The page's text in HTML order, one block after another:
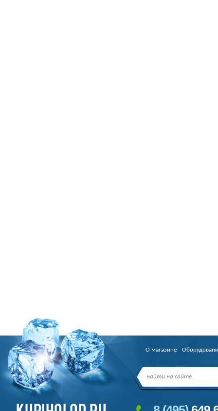
О магазине